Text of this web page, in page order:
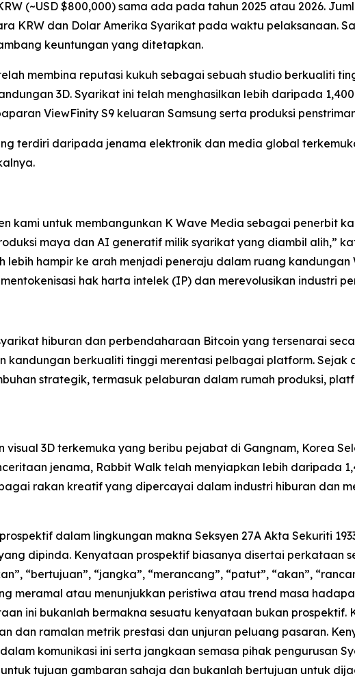
(~USD $800,000) sama ada pada tahun 2025 atau 2026.
KRW dan Dolar Amerika Syarikat pada waktu pelaksanaan.
keuntungan yang ditetapkan.
membina reputasi kukuh sebagai sebuah studio berkualiti
3D. Syarikat ini telah menghasilkan lebih daripada
ViewFinity S9 keluaran Samsung serta produksi
terdiri daripada jenama elektronik dan media global
kami untuk membangunkan K Wave Media sebagai penerbit
maya dan AI generatif milik syarikat yang diambil alih,”
hampir ke arah menjadi peneraju dalam ruang kandungan
hak harta intelek (IP) dan merevolusikan industri
hiburan dan perbendaharaan Bitcoin yang tersenarai
berkualiti tinggi merentasi pelbagai platform. Sejak
strategik, termasuk pelaburan dalam rumah produksi,
3D terkemuka yang beribu pejabat di Gangnam, Korea
jenama, Rabbit Walk telah menyiapkan lebih daripada
rakan kreatif yang dipercayai dalam industri hiburan dan
dalam lingkungan makna Seksyen 27A Akta Sekuriti
dipinda. Kenyataan prospektif biasanya disertai perkataan
“bertujuan”, “jangka”, “merancang”, “patut”, “akan”,
meramal atau menunjukkan peristiwa atau trend masa
ini bukanlah bermakna sesuatu kenyataan bukan prospektif.
dan ramalan metrik prestasi dan unjuran peluang pasaran.
komunikasi ini serta jangkaan semasa pihak pengurusan
tujuan gambaran sahaja dan bukanlah bertujuan untuk